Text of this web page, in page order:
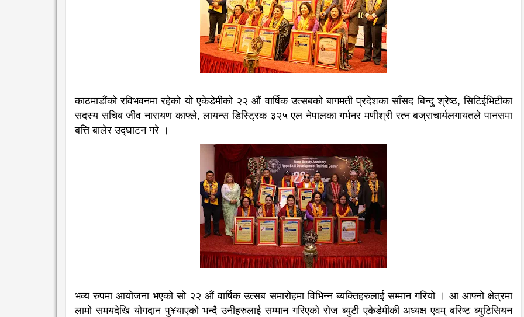
काठमाडौंको रविभवनमा रहेको यो एकेडेमीको २२ औं वार्षिक उत्सबको बागमती प्रदेशका साँसद बिन्दु श्रेष्ठ, सिटिईभिटीका
सदस्य सचिब जीव नारायण काफ्ले, लायन्स डिस्ट्रिक ३२५ एल नेपालका गर्भनर मणीश्री रत्न बज्राचार्यलगायतले पानसमा
बत्ति बालेर उद्घाटन गरे ।
भव्य रुपमा आयोजना भएको सो २२ औं वार्षिक उत्सब समारोहमा विभिन्न ब्यक्तिहरुलाई सम्मान गरियो । आ आफ्नो क्षेत्रमा
लामो समयदेखि योगदान पु¥याएको भन्दै उनीहरुलाई सम्मान गरिएको रोज ब्युटी एकेडेमीकी अध्यक्ष एवम् बरिष्ट ब्युटिसियन